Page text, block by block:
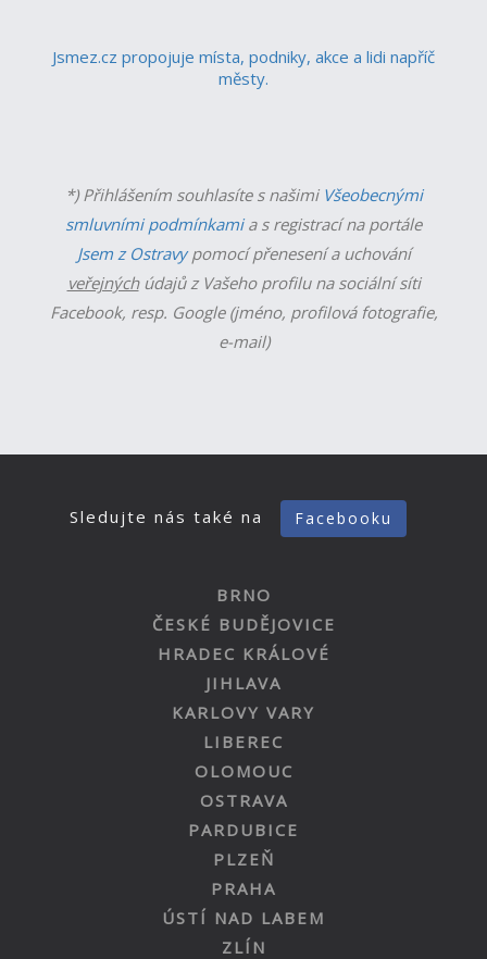
Jsmez.cz propojuje místa, podniky, akce a lidi napříč
městy.
*) Přihlášením souhlasíte s našimi Všeobecnými
smluvními podmínkamia s registrací na portále
Jsem z Ostravypomocí přenesení a uchování
veřejnýchúdajů z Vašeho profilu na sociální síti
Facebook, resp. Google (jméno, profilová fotografie,
e-mail)
Sledujte nás také na Facebooku
BRNO
ČESKÉ BUDĚJOVICE
HRADEC KRÁLOVÉ
JIHLAVA
KARLOVY VARY
LIBEREC
OLOMOUC
OSTRAVA
PARDUBICE
PLZEŇ
PRAHA
ÚSTÍ NAD LABEM
ZLÍN